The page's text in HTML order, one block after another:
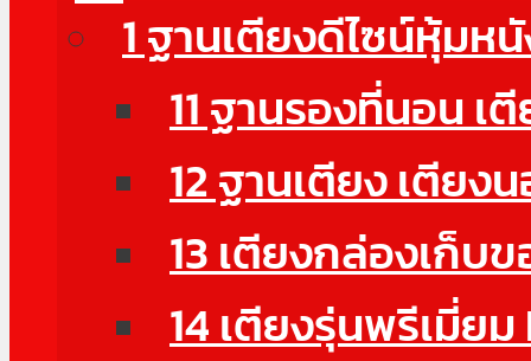
1 ฐานเตียงดีไซน์หุ้มห
11 ฐานรองที่นอน เ
12 ฐานเตียง เตียง
13 เตียงกล่องเก็บ
14 เตียงรุ่นพรีเมี่ย